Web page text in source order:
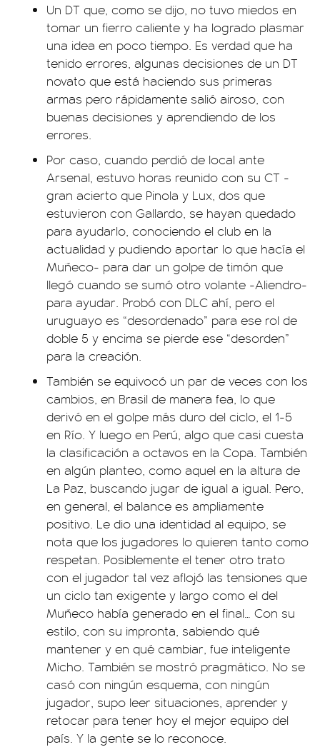
Un DT que, como se dijo, no tuvo miedos en
tomar un fierro caliente y ha logrado plasmar
una idea en poco tiempo. Es verdad que ha
tenido errores, algunas decisiones de un DT
novato que está haciendo sus primeras
armas pero rápidamente salió airoso, con
buenas decisiones y aprendiendo de los
errores.
Por caso, cuando perdió de local ante
Arsenal, estuvo horas reunido con su CT -
gran acierto que Pinola y Lux, dos que
estuvieron con Gallardo, se hayan quedado
para ayudarlo, conociendo el club en la
actualidad y pudiendo aportar lo que hacía el
Muñeco- para dar un golpe de timón que
llegó cuando se sumó otro volante -Aliendro-
para ayudar. Probó con DLC ahí, pero el
uruguayo es “desordenado” para ese rol de
doble 5 y encima se pierde ese “desorden”
para la creación.
También se equivocó un par de veces con los
cambios, en Brasil de manera fea, lo que
derivó en el golpe más duro del ciclo, el 1-5
en Río. Y luego en Perú, algo que casi cuesta
la clasificación a octavos en la Copa. También
en algún planteo, como aquel en la altura de
La Paz, buscando jugar de igual a igual. Pero,
en general, el balance es ampliamente
positivo. Le dio una identidad al equipo, se
nota que los jugadores lo quieren tanto como
respetan. Posiblemente el tener otro trato
con el jugador tal vez aflojó las tensiones que
un ciclo tan exigente y largo como el del
Muñeco había generado en el final… Con su
estilo, con su impronta, sabiendo qué
mantener y en qué cambiar, fue inteligente
Micho. También se mostró pragmático. No se
casó con ningún esquema, con ningún
jugador, supo leer situaciones, aprender y
retocar para tener hoy el mejor equipo del
país. Y la gente se lo reconoce.